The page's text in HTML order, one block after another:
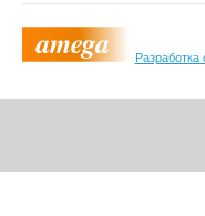
Разработка